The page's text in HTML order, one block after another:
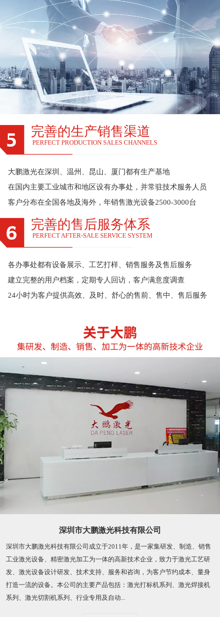
完善的生产销售渠道
PERFECT PRODUCTION SALES CHANNELS
大鹏激光在深圳、温州、昆山、厦门都有生产基地
在国内主要工业城市和地区设有办事处，并常驻技术服务人员
客户分布在全国各地及海外，年销售激光设备2500-3000台
完善的售后服务体系
PERFECT AFTER-SALE SERVICE SYSTEM
各办事处都有设备展示、工艺打样、销售服务及售后服务
建立完整的用户档案，定期专人回访，客户满意度调查
24小时为客户提供高效、及时、舒心的售前、售中、售后服务
深圳市大鹏激光科技有限公司
深圳市大鹏激光科技有限公司成立于2011年，是一家集研发、制造、销售
工业激光设备、精密激光加工为一体的高新技术企业，致力于激光工艺研
发、激光设备设计研发、技术支持、服务和咨询，为客户节约成本、量身
打造一流的设备。本公司的主要产品包括：激光打标机系列、激光焊接机
系列、激光切割机系列、行业专用及自动...